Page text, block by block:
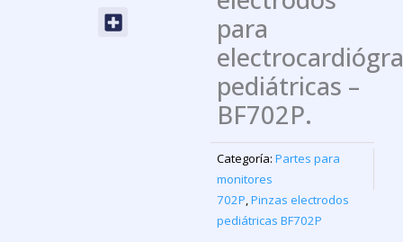
Menu
para
pediátricas –
BF702P.
Categoría: Partes para
monitores
702P,Pinzas electrodos
pediátricas BF702P